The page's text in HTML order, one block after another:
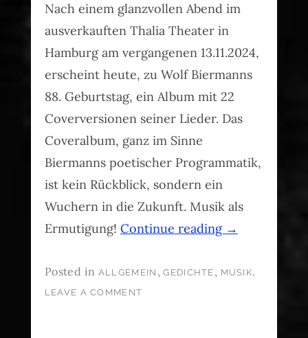
Nach einem glanzvollen Abend im
ausverkauften Thalia Theater in
Hamburg am vergangenen 13.11.2024,
erscheint heute, zu Wolf Biermanns
88. Geburtstag, ein Album mit 22
Coverversionen seiner Lieder. Das
Coveralbum, ganz im Sinne
Biermanns poetischer Programmatik,
ist kein Rückblick, sondern ein
Wuchern in die Zukunft. Musik als
Ermutigung! Continue reading →
Posted in ALLGEMEIN ,GEDICHTE , MUSIK.
LEAVE A COMMENT